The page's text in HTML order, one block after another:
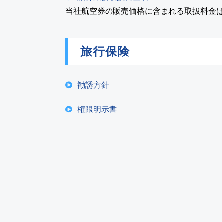
当社航空券の販売価格に含まれる取扱料金
旅行保険
勧誘方針
権限明示書